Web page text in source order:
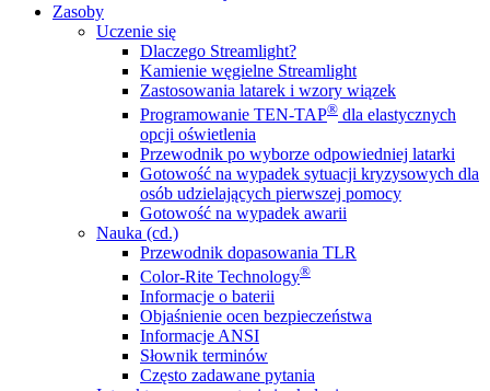
Zasoby
Uczenie się
Dlaczego Streamlight?
Kamienie węgielne Streamlight
Zastosowania latarek i wzory wiązek
Programowanie TEN-TAP® dla elastycznych
opcji oświetlenia
Przewodnik po wyborze odpowiedniej latarki
Gotowość na wypadek sytuacji kryzysowych dla
osób udzielających pierwszej pomocy
Gotowość na wypadek awarii
Nauka (cd.)
Przewodnik dopasowania TLR
Color-Rite Technology®
Informacje o baterii
Objaśnienie ocen bezpieczeństwa
Informacje ANSI
Słownik terminów
Często zadawane pytania